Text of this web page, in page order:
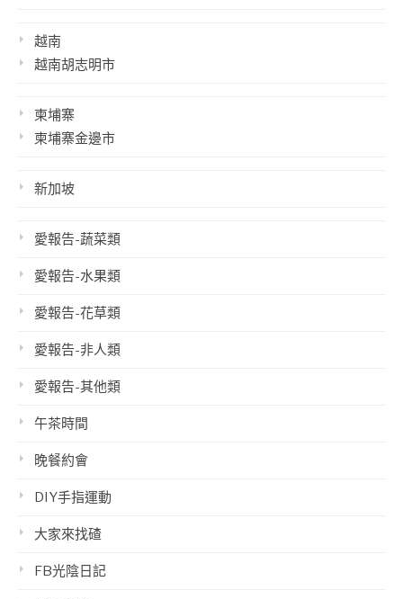
越南
越南胡志明市
柬埔寨
柬埔寨金邊市
新加坡
愛報告-蔬菜類
愛報告-水果類
愛報告-花草類
愛報告-非人類
愛報告-其他類
午茶時間
晚餐約會
DIY手指運動
大家來找碴
FB光陰日記